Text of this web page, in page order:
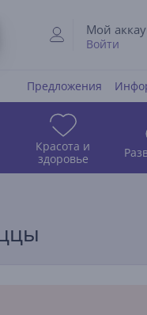
Мой
Войти
Предложения
Красота и
здоровье